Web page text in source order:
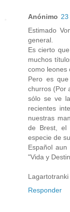
Anónimo
Estimado
general.
Es cierto
muchos
como leones
Pero es
churros (Por
sólo se ve
recientes
nuestras
de Brest, el
especie de
Español
"Vida y
Lagartotranki
Responder